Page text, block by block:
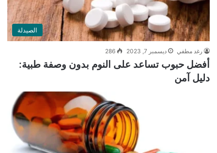
الصيدلة
رغد مطفي ديسمبر 7, 2023 286
أفضل حبوب تساعد على النوم بدون وصفة طبية:
دليل آمن